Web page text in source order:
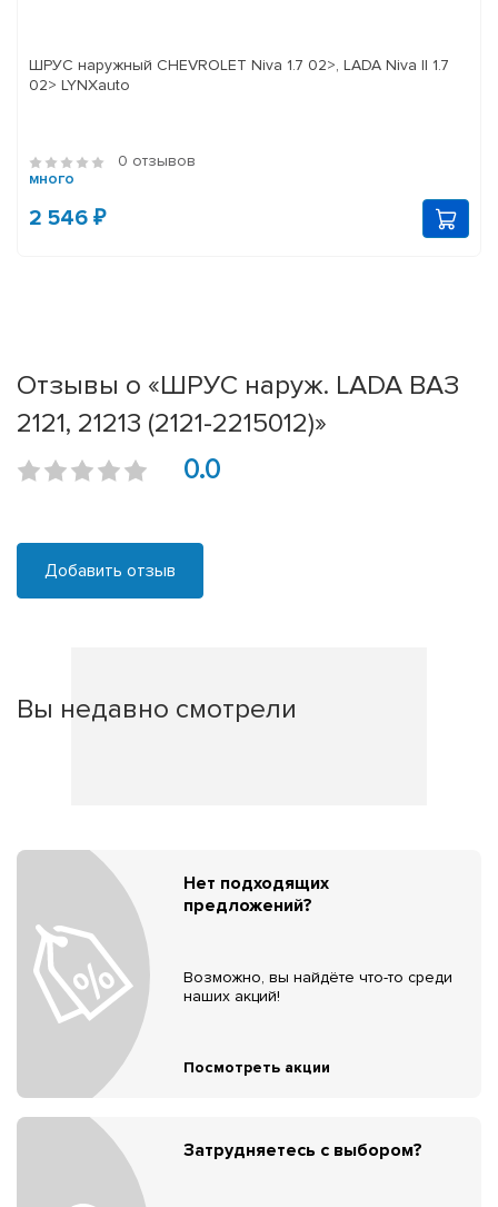
ШРУС наружный CHEVROLET Niva 1.7 02>, LADA Niva II 1.7
02> LYNXauto
0 отзывов
много
2 546 ₽
Отзывы о «ШРУС наруж. LADA ВАЗ
2121, 21213 (2121-2215012)»
0.0
Добавить отзыв
Вы недавно смотрели
Нет подходящих
предложений?
Возможно, вы найдёте что-то среди
наших акций!
Посмотреть акции
Затрудняетесь с выбором?